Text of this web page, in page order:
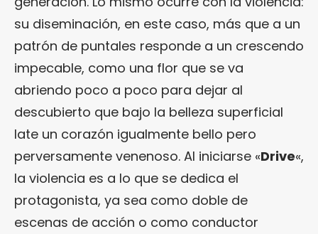
su diseminación, en este caso, más que a un
patrón de puntales responde a un crescendo
impecable, como una flor que se va
abriendo poco a poco para dejar al
descubierto que bajo la belleza superficial
late un corazón igualmente bello pero
perversamente venenoso. Al iniciarse «Drive«,
la violencia es a lo que se dedica el
protagonista, ya sea como doble de
escenas de acción o como conductor